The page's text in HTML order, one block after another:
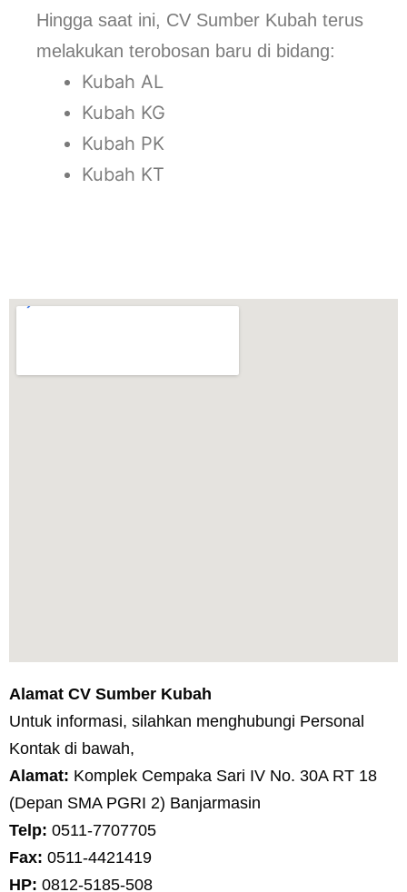
Hingga saat ini, CV Sumber Kubah terus
melakukan terobosan baru di bidang:
Kubah AL
Kubah KG
Kubah PK
Kubah KT
Alamat CV Sumber Kubah
Untuk informasi, silahkan menghubungi Personal
Kontak di bawah,
Alamat: Komplek Cempaka Sari IV No. 30A RT 18
(Depan SMA PGRI 2) Banjarmasin
Telp: 0511-7707705
Fax: 0511-4421419
HP: 0812-5185-508